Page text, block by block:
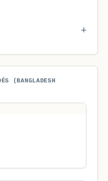
(BANGLADESH